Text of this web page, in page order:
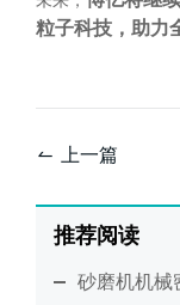
粒子科技，助力
上一篇
推荐阅读
砂磨机机械密